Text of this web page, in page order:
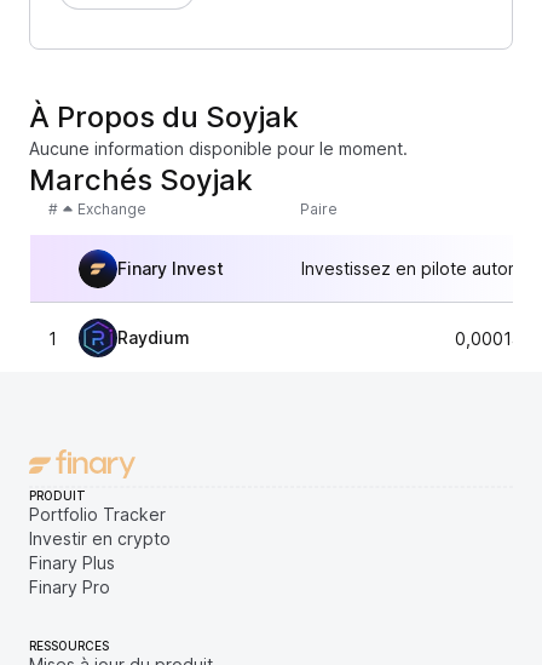
À Propos du Soyjak
Aucune information disponible pour le moment.
Marchés Soyjak
# Exchange Paire
Finary Invest Investissez en pilote
1 Raydium
PRODUIT
Portfolio Tracker
Investir en crypto
Finary Plus
Finary Pro
RESSOURCES